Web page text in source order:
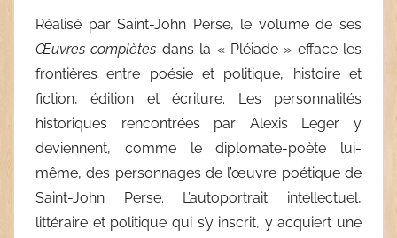
Réalisé par Saint-John Perse, le volume de ses
Œuvres complètes dans la « Pléiade » efface les
frontières entre poésie et politique, histoire et
fiction, édition et écriture. Les personnalités
historiques rencontrées par Alexis Leger y
deviennent, comme le diplomate-poète lui-
même, des personnages de l’œuvre poétique de
Saint-John Perse. L’autoportrait intellectuel,
littéraire et politique qui s’y inscrit, y acquiert une